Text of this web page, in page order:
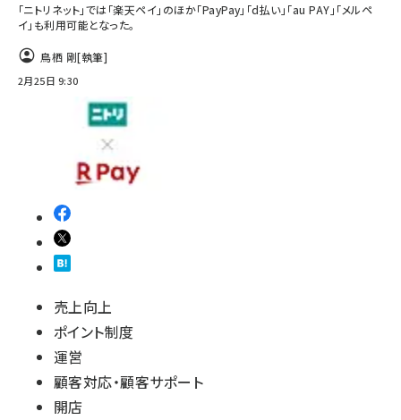
「ニトリネット」では「楽天ペイ」のほか「PayPay」「d払い」「au PAY」「メルペ
イ」​​も利用可能となった。
鳥栖 剛[執筆]
2月25日 9:30
売上向上
ポイント制度
運営
顧客対応・顧客サポート
開店